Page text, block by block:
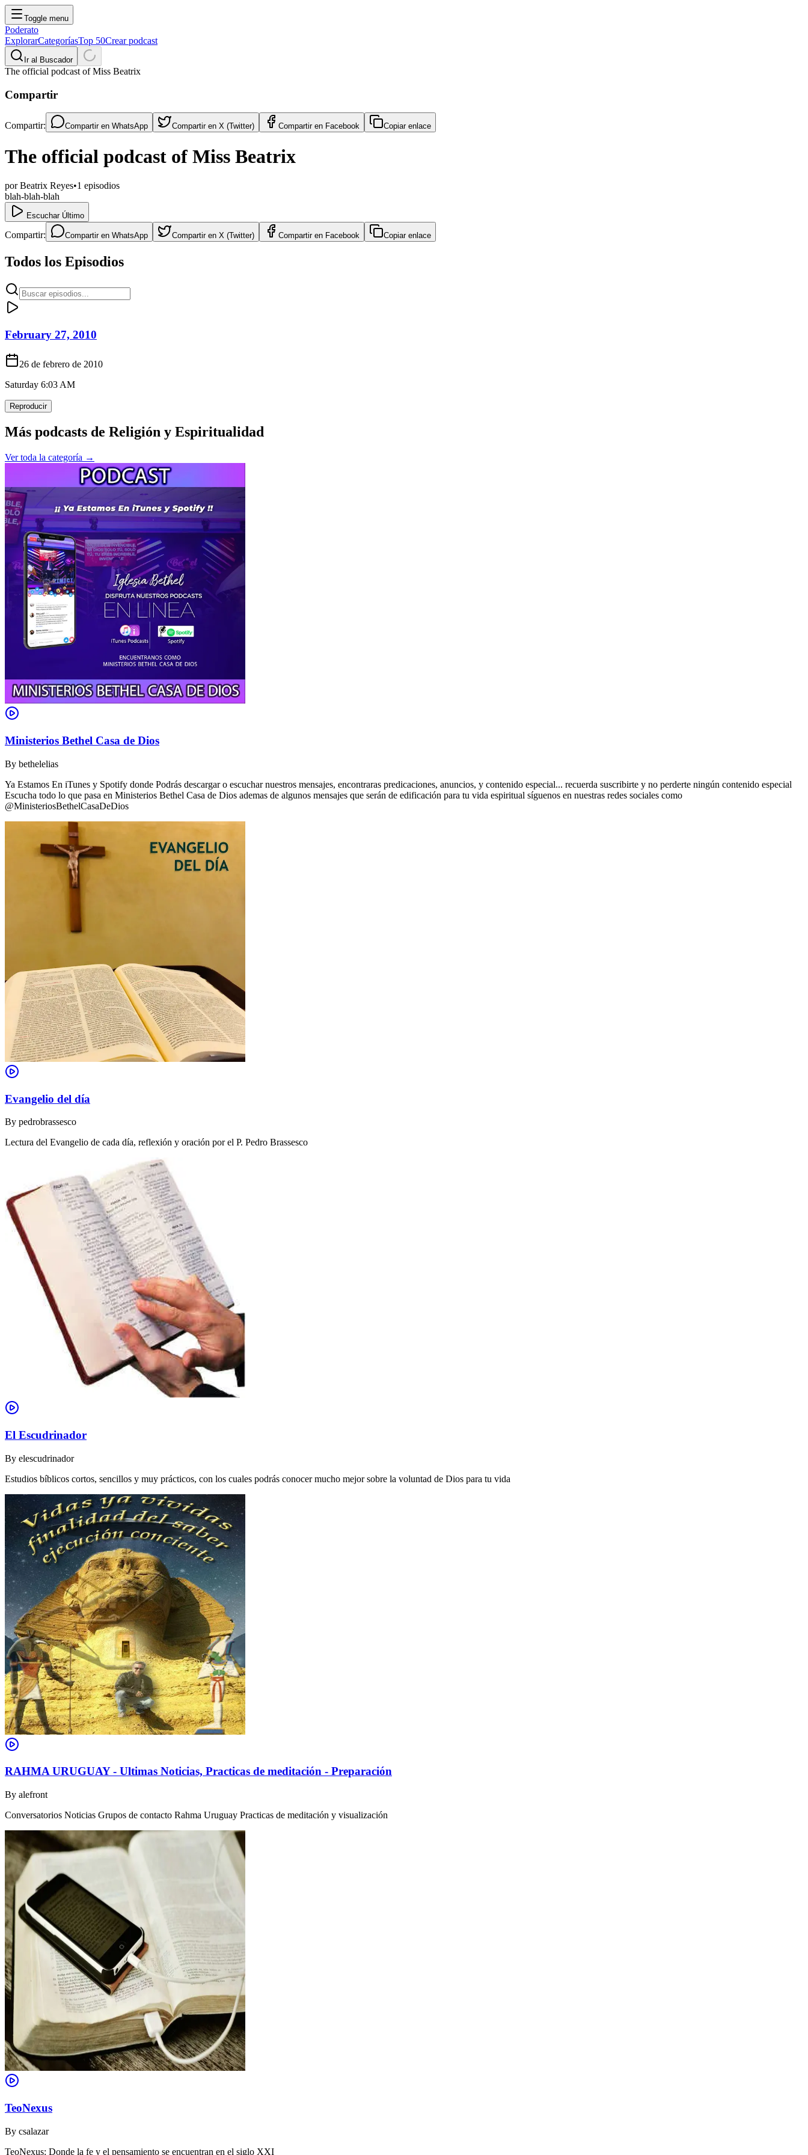
Toggle menu
Poderato
ExplorarCategoríasTop 50Crear podcast
Ir al Buscador
The official podcast of Miss Beatrix
Compartir
Compartir: Compartir en WhatsApp Compartir en X (Twitter) Compartir en Facebook Copiar enlace
The official podcast of Miss Beatrix
porBeatrix Reyes•1 episodios
blah-blah-blah
Escuchar Último
Compartir: Compartir en WhatsApp Compartir en X (Twitter) Compartir en Facebook Copiar enlace
Todos los Episodios
February 27, 2010
26 de febrero de 2010
Saturday 6:03 AM
Reproducir
Más podcasts de Religión y Espiritualidad
Ver toda la categoría →
Ministerios Bethel Casa de Dios
By bethelelias
Ya Estamos En iTunes y Spotify donde Podrás descargar o escuchar nuestros mensajes, encontraras predicaciones, anuncios, y contenido especial... recuerda suscribirte y no perderte ningún contenido especial
Escucha todo lo que pasa en Ministerios Bethel Casa de Dios ademas de algunos mensajes que serán de edificación para tu vida espiritual síguenos en nuestras redes sociales como
@MinisteriosBethelCasaDeDios
Evangelio del día
By pedrobrassesco
Lectura del Evangelio de cada día, reflexión y oración por el P. Pedro Brassesco
El Escudrinador
By elescudrinador
Estudios bíblicos cortos, sencillos y muy prácticos, con los cuales podrás conocer mucho mejor sobre la voluntad de Dios para tu vida
RAHMA URUGUAY - Ultimas Noticias, Practicas de meditación - Preparación
By alefront
Conversatorios Noticias Grupos de contacto Rahma Uruguay Practicas de meditación y visualización
TeoNexus
By csalazar
TeoNexus: Donde la fe y el pensamiento se encuentran en el siglo XXI